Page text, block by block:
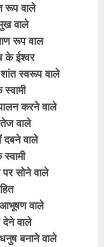
रूप वाले
वाले
रूप वाल
के ईश्वर
शांत स्वरूप वाले
करने वाले
तेज वाले
दबने वाले
पर सोने वाले
वाले
देने वाले
बनाने वाले